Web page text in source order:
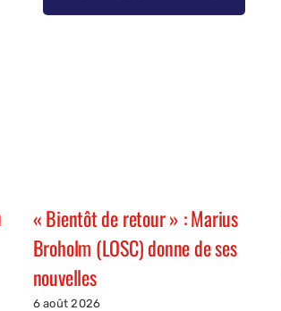
« Bientôt de retour » : Marius
Broholm (LOSC) donne de ses
nouvelles
6 août 2026